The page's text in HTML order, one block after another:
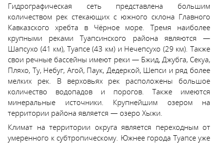
Гидрографическая сеть представлена большим
количеством рек стекающих с южного склона Главного
Кавказского хребта в Чёрное море. Тремя наиболее
крупными реками Туапсинского района являются —
Шапсухо (41 км), Туапсе (43 км) и Нечепсухо (29 км). Также
свои речные бассейны имеют реки — Бжид, Джубга, Секуа,
Пляхо, Ту, Небуг, Агой, Паук, Дедеркой, Шепси и ряд более
мелких рек. В верховьях рек расположены большое
количество водопадов и порогов. Также имеются
минеральные источники. Крупнейшим озером на
территории района является — озеро Хыжи.
Климат на территории округа является переходным от
умеренного к субтропическому. Южнее города Туапсе уже